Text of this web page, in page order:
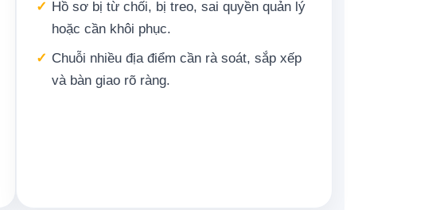
✓ Hồ sơ bị từ chối, bị treo, sai quyền quản lý
hoặc cần khôi phục.
✓ Chuỗi nhiều địa điểm cần rà soát, sắp xếp
và bàn giao rõ ràng.